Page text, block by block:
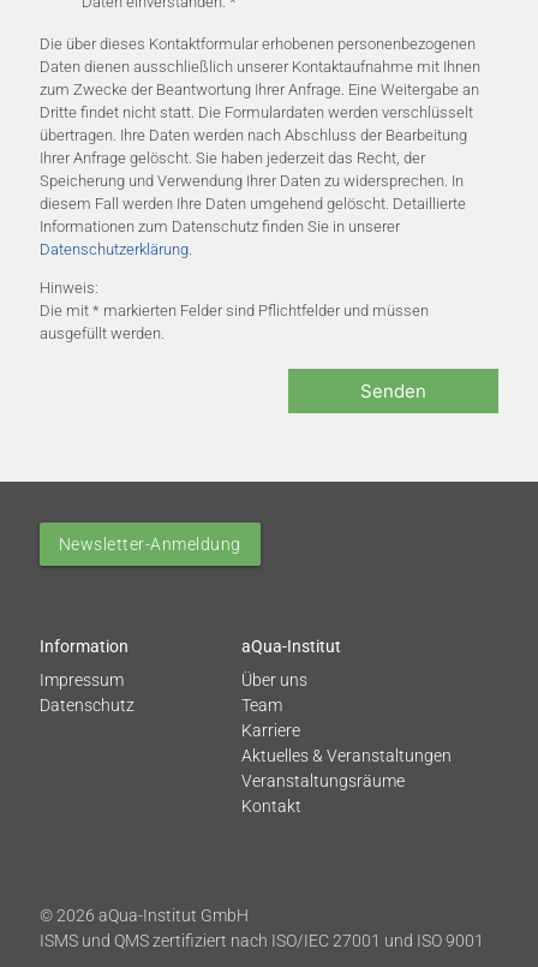
Die über dieses Kontaktformular erhobenen personenbezogenen
Daten dienen ausschließlich unserer Kontaktaufnahme mit Ihnen
zum Zwecke der Beantwortung Ihrer Anfrage. Eine Weitergabe an
Dritte findet nicht statt. Die Formulardaten werden verschlüsselt
übertragen. Ihre Daten werden nach Abschluss der Bearbeitung
Ihrer Anfrage gelöscht. Sie haben jederzeit das Recht, der
Speicherung und Verwendung Ihrer Daten zu widersprechen. In
diesem Fall werden Ihre Daten umgehend gelöscht. Detaillierte
Informationen zum Datenschutz finden Sie in unserer
Datenschutzerklärung.
Hinweis:
Die mit * markierten Felder sind Pflichtfelder und müssen
ausgefüllt werden.
Senden
Newsletter-Anmeldung
Information
Impressum
Datenschutz
aQua-Institut
Über uns
Team
Karriere
Aktuelles & Veranstaltungen
Veranstaltungsräume
Kontakt
© 2026 aQua-Institut GmbH
ISMS und QMS zertifiziert nach ISO/IEC 27001 und ISO 9001